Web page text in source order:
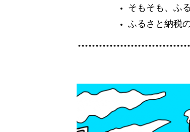
そもそも、ふ
ふるさと納税